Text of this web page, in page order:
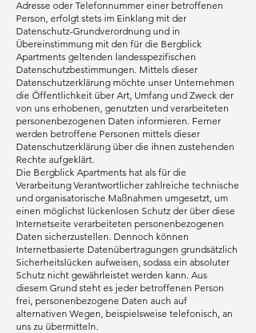
Adresse oder Telefonnummer einer betroffenen
Person, erfolgt stets im Einklang mit der
Datenschutz-Grundverordnung und in
Übereinstimmung mit den für die Bergblick
Apartments geltenden landesspezifischen
Datenschutzbestimmungen. Mittels dieser
Datenschutzerklärung möchte unser Unternehmen
die Öffentlichkeit über Art, Umfang und Zweck der
von uns erhobenen, genutzten und verarbeiteten
personenbezogenen Daten informieren. Ferner
werden betroffene Personen mittels dieser
Datenschutzerklärung über die ihnen zustehenden
Rechte aufgeklärt.
Die Bergblick Apartments hat als für die
Verarbeitung Verantwortlicher zahlreiche technische
und organisatorische Maßnahmen umgesetzt, um
einen möglichst lückenlosen Schutz der über diese
Internetseite verarbeiteten personenbezogenen
Daten sicherzustellen. Dennoch können
Internetbasierte Datenübertragungen grundsätzlich
Sicherheitslücken aufweisen, sodass ein absoluter
Schutz nicht gewährleistet werden kann. Aus
diesem Grund steht es jeder betroffenen Person
frei, personenbezogene Daten auch auf
alternativen Wegen, beispielsweise telefonisch, an
uns zu übermitteln.